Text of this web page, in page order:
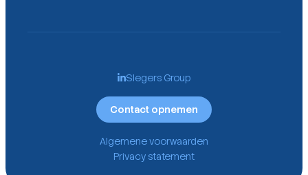
Slegers Group
Contact opnemen
Algemene voorwaarden
Privacy statement